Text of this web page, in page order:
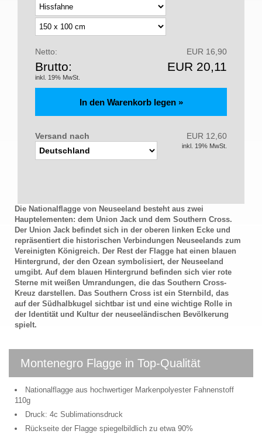
Netto: EUR 16,90
Brutto:
inkl. 19% MwSt.
EUR 20,11
Versand nach EUR 12,60
inkl. 19% MwSt.
Die Nationalflagge von Neuseeland besteht aus zwei
Hauptelementen: dem Union Jack und dem Southern Cross.
Der Union Jack befindet sich in der oberen linken Ecke und
repräsentiert die historischen Verbindungen Neuseelands zum
Vereinigten Königreich. Der Rest der Flagge hat einen blauen
Hintergrund, der den Ozean symbolisiert, der Neuseeland
umgibt. Auf dem blauen Hintergrund befinden sich vier rote
Sterne mit weißen Umrandungen, die das Southern Cross-
Kreuz darstellen. Das Southern Cross ist ein Sternbild, das
auf der Südhalbkugel sichtbar ist und eine wichtige Rolle in
der Identität und Kultur der neuseeländischen Bevölkerung
spielt.
Montenegro Flagge in Top-Qualität
Nationalflagge aus hochwertiger Markenpolyester Fahnenstoff
110g
Druck: 4c Sublimationsdruck
Rückseite der Flagge spiegelbildlich zu etwa 90%